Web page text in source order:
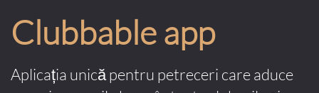
Clubbable app
Aplicația unică pentru petreceri care aduce